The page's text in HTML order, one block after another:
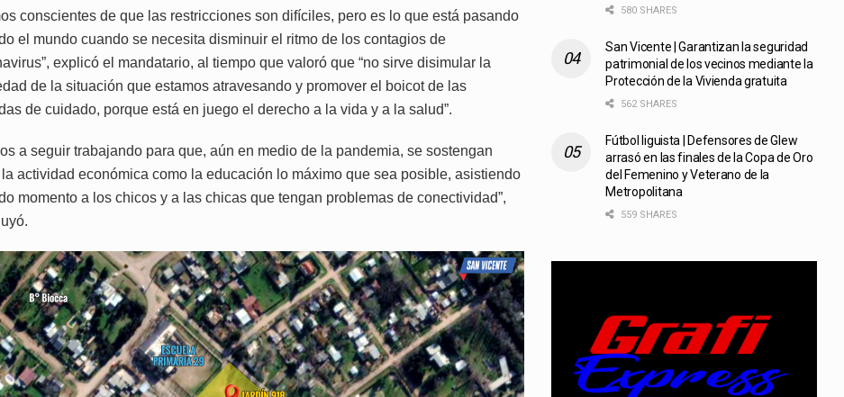
conscientes de que las restricciones son difíciles, pero es lo que está pasando
el mundo cuando se necesita disminuir el ritmo de los contagios de
explicó el mandatario, al tiempo que valoró que “no sirve disimular la
de la situación que estamos atravesando y promover el boicot de las
de cuidado, porque está en juego el derecho a la vida y a la salud”.
a seguir trabajando para que, aún en medio de la pandemia, se sostengan
actividad económica como la educación lo máximo que sea posible, asistiendo
momento a los chicos y a las chicas que tengan problemas de conectividad”,
580 SHARES
San Vicente | Garantizan la seguridad
patrimonial de los vecinos mediante la
Protección de la Vivienda gratuita
562 SHARES
Fútbol liguista | Defensores de Glew
arrasó en las finales de la Copa de Oro
del Femenino y Veterano de la
Metropolitana
559 SHARES